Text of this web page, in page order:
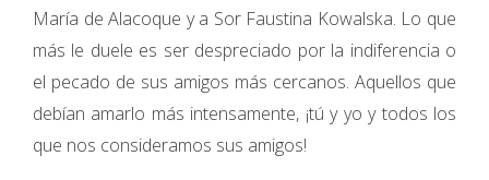
María de Alacoque y a Sor Faustina Kowalska. Lo que
más le duele es ser despreciado por la indiferencia o
el pecado de sus amigos más cercanos. Aquellos que
debían amarlo más intensamente, ¡tú y yo y todos los
que nos consideramos sus amigos!